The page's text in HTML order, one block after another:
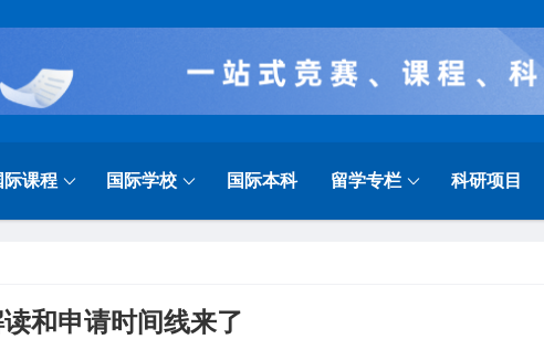
际课程 国际学校 国际本科 留学专栏 科研项目
和申请时间线来了